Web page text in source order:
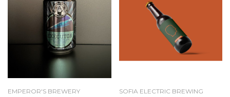
EMPEROR'S BREWERY SOFIA ELECTRIC BREWING